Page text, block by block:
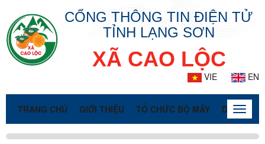
CỔNG THÔNG TIN ĐIỆN TỬ
TỈNH LẠNG SƠN
XÃ CAO LỘC
VIE EN
TRANG CHỦ GIỚI THIỆU TỔ CHỨC BỘ MÁY DOANH
Toggle